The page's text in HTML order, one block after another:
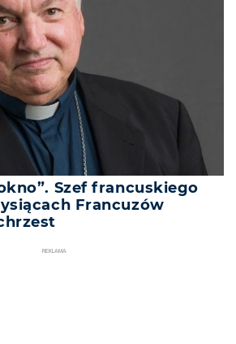
Szef francuskiego
Francuzów
REKLAMA